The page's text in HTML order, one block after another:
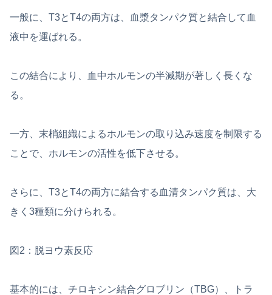
一般に、T3とT4の両方は、血漿タンパク質と結合して血
液中を運ばれる。
この結合により、血中ホルモンの半減期が著しく長くな
る。
一方、末梢組織によるホルモンの取り込み速度を制限する
ことで、ホルモンの活性を低下させる。
さらに、T3とT4の両方に結合する血清タンパク質は、大
きく3種類に分けられる。
図2：脱ヨウ素反応
基本的には、チロキシン結合グロブリン（TBG）、トラ